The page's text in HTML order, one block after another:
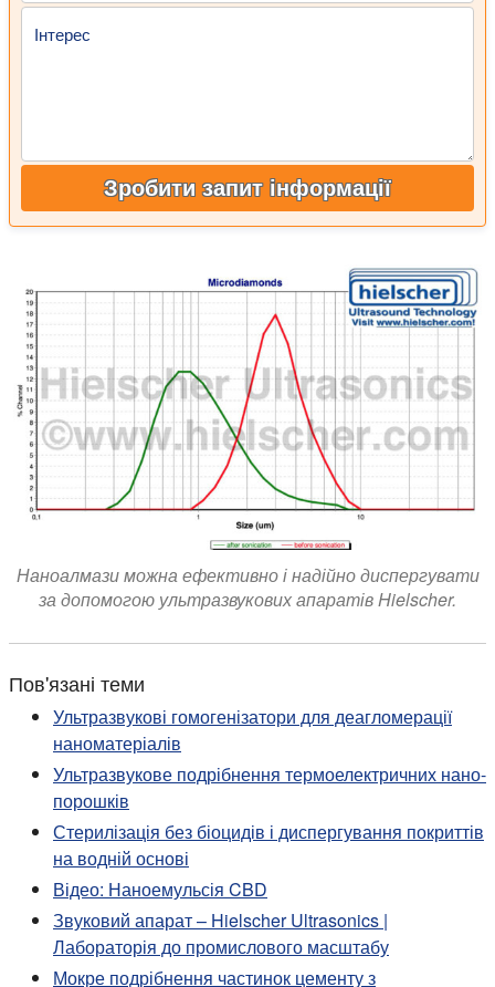
Інтерес
Зробити запит інформації
Наноалмази можна ефективно і надійно диспергувати
за допомогою ультразвукових апаратів Hielscher.
Пов'язані теми
Ультразвукові гомогенізатори для деагломерації
наноматеріалів
Ультразвукове подрібнення термоелектричних нано-
порошків
Стерилізація без біоцидів і диспергування покриттів
на водній основі
Відео: Наноемульсія CBD
Звуковий апарат – Hielscher Ultrasonics |
Лабораторія до промислового масштабу
Мокре подрібнення частинок цементу з